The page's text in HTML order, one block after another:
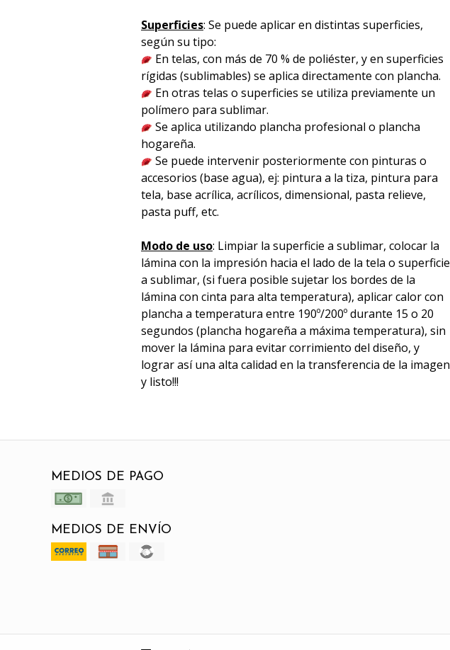
Superficies: Se puede aplicar en distintas superficies,
según su tipo:
En telas, con más de 70 % de poliéster, y en superficies
rígidas (sublimables) se aplica directamente con plancha.
En otras telas o superficies se utiliza previamente un
polímero para sublimar.
Se aplica utilizando plancha profesional o plancha
hogareña.
Se puede intervenir posteriormente con pinturas o
accesorios (base agua), ej: pintura a la tiza, pintura para
tela, base acrílica, acrílicos, dimensional, pasta relieve,
pasta puff, etc.
Modo de uso: Limpiar la superficie a sublimar, colocar la
lámina con la impresión hacia el lado de la tela o superficie
a sublimar, (si fuera posible sujetar los bordes de la
lámina con cinta para alta temperatura), aplicar calor con
plancha a temperatura entre 190º/200º durante 15 o 20
segundos (plancha hogareña a máxima temperatura), sin
mover la lámina para evitar corrimiento del diseño, y
lograr así una alta calidad en la transferencia de la imagen
y listo!!!
MEDIOS DE PAGO
MEDIOS DE ENVÍO